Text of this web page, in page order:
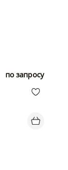
по запросу